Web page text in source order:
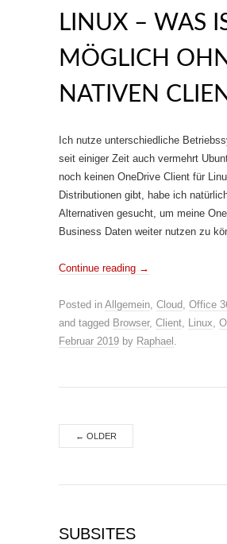
LINUX – WAS
MÖGLICH
NATIVEN
Ich nutze unterschiedliche
seit einiger Zeit auch vermehrt
noch keinen OneDrive Client für
Distributionen gibt, habe ich
Alternativen gesucht, um meine
Business Daten weiter nutzen zu
Continue reading →
Posted in Allgemein, Cloud, Office
and tagged Browser, Client, Linux,
Februar 2019 by Raphael .
← OLDER
SUBSITES